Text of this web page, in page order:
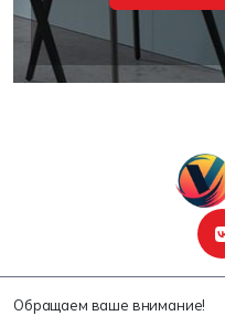
Обращаем ваше внимание!